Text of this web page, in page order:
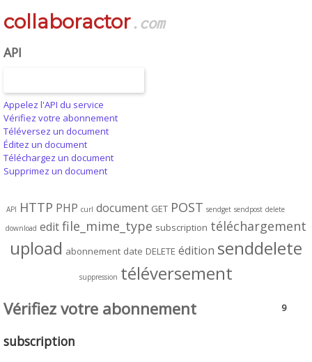
collaboractor.com
API
Appelez l'API du service
Vérifiez votre abonnement
Téléversez un document
Éditez un document
Téléchargez un document
Supprimez un document
API HTTP PHP curl document GET POST sendget sendpost delete
download editfile_mime_type subscription téléchargement
upload abonnement date DELETE édition senddelete
suppression téléversement
9
Vérifiez votre abonnement
subscription